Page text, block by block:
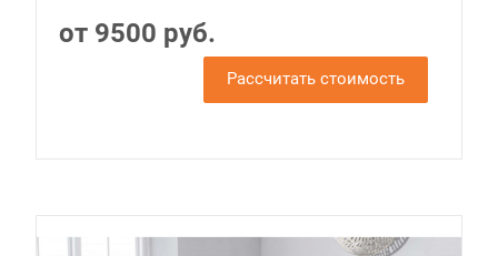
от 9500 руб.
Рассчитать стоимость